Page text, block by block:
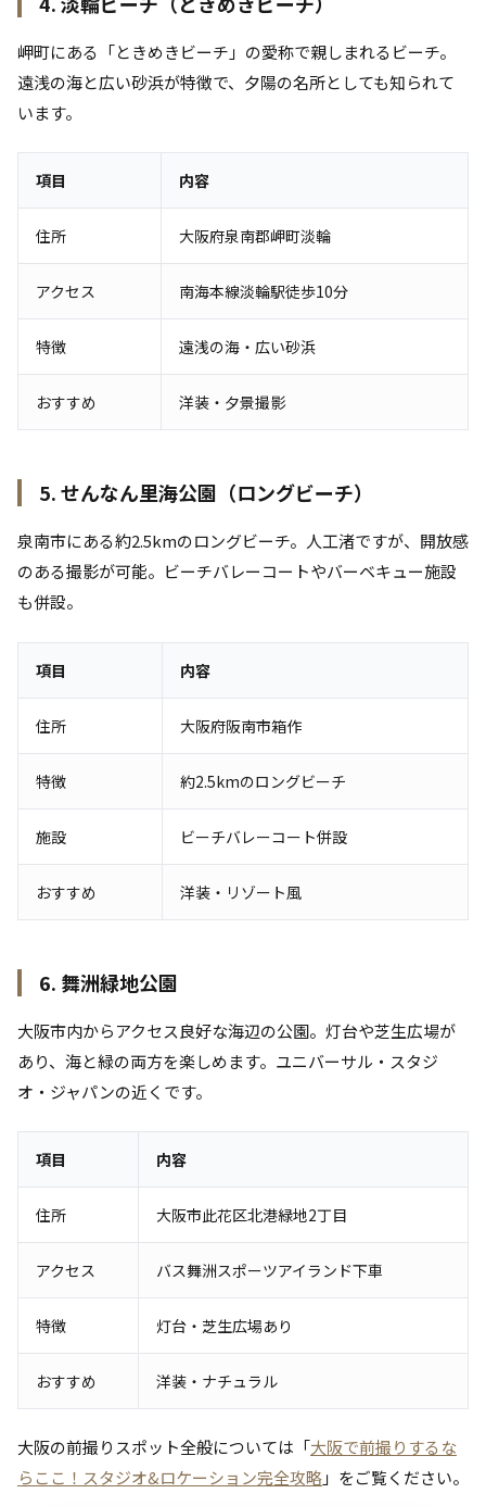
岬町にある「ときめきビーチ」の愛称で親しまれるビーチ。
遠浅の海と広い砂浜が特徴で、夕陽の名所としても知られて
います。
項目 内容
住所 大阪府泉南郡岬町淡輪
アクセス 南海本線淡輪駅徒歩10分
特徴 遠浅の海・広い砂浜
おすすめ 洋装・夕景撮影
5. せんなん里海公園（ロングビーチ）
泉南市にある約2.5kmのロングビーチ。人工渚ですが、開放感
のある撮影が可能。ビーチバレーコートやバーベキュー施設
も併設。
項目 内容
住所 大阪府阪南市箱作
特徴 約2.5kmのロングビーチ
施設 ビーチバレーコート併設
おすすめ 洋装・リゾート風
6. 舞洲緑地公園
大阪市内からアクセス良好な海辺の公園。灯台や芝生広場が
あり、海と緑の両方を楽しめます。ユニバーサル・スタジ
オ・ジャパンの近くです。
項目 内容
住所 大阪市此花区北港緑地2丁目
アクセス バス舞洲スポーツアイランド下車
特徴 灯台・芝生広場あり
おすすめ 洋装・ナチュラル
大阪の前撮りスポット全般については「大阪で前撮りするな
らここ！スタジオ&ロケーション完全攻略」をご覧ください。